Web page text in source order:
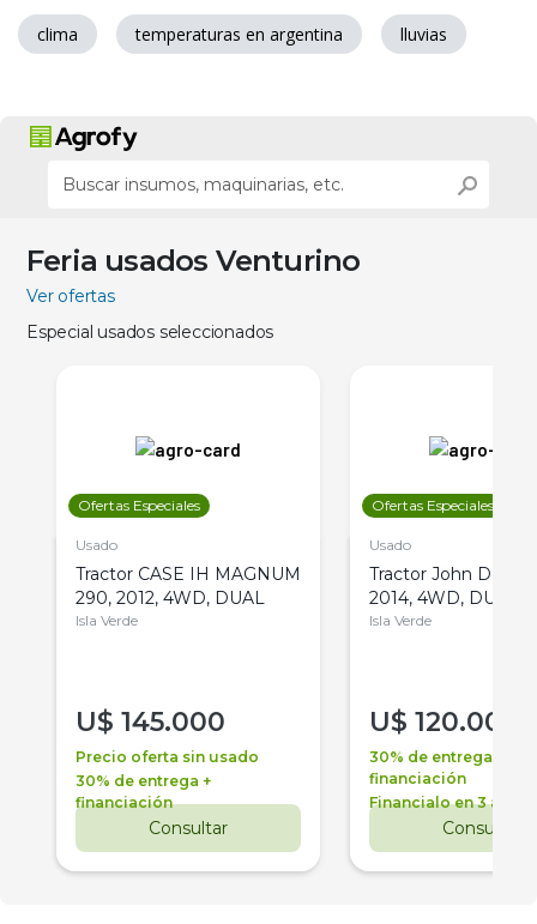
clima temperaturas en argentina lluvias
Feria usados Venturino
Ver ofertas
Especial usados seleccionados
Ofertas Especiales
Usado
Tractor CASE IH MAGNUM
290, 2012, 4WD, DUAL
Isla Verde
U$ 145.000
Precio oferta sin usado
30% de entrega +
financiación
Consultar
Ofertas Especiales
Usado
Tractor John Deere
2014, 4WD, DUAL
Isla Verde
U$ 120.000
30% de entrega +
financiación
Financialo en 3 años
Consultar